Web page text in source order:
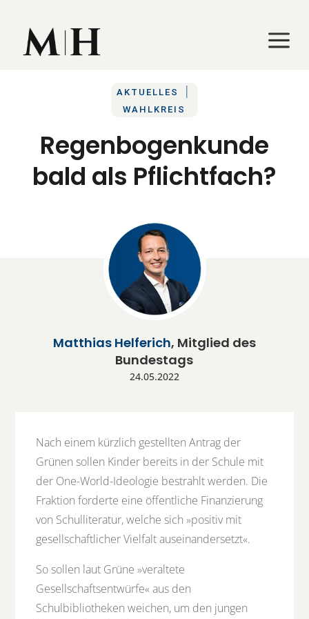
a
a
AKTUELLES |
WAHLKREIS
Regenbogenkunde
bald als Pflichtfach?
Matthias Helferich, Mitglied des
Bundestags
24.05.2022
Nach einem kürzlich gestellten Antrag der
Grünen sollen Kinder bereits in der Schule mit
der One-World-Ideologie bestrahlt werden. Die
Fraktion forderte eine öffentliche Finanzierung
von Schulliteratur, welche sich »positiv mit
gesellschaftlicher Vielfalt auseinandersetzt«.
So sollen laut Grüne »veraltete
Gesellschaftsentwürfe« aus den
Schulbibliotheken weichen, um den jungen